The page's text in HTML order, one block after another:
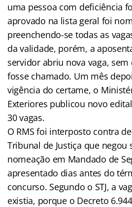
uma pessoa com deficiência
aprovado na lista geral foi
preenchendo-se todas as
da validade, porém, a
servidor abriu nova vaga,
fosse chamado. Um mês
vigência do certame, o
Exteriores publicou novo
30 vagas.
O RMS foi interposto contra
Tribunal de Justiça que negou
nomeação em Mandado de
apresentado dias antes do
concurso. Segundo o STJ, a
existia, porque o Decreto